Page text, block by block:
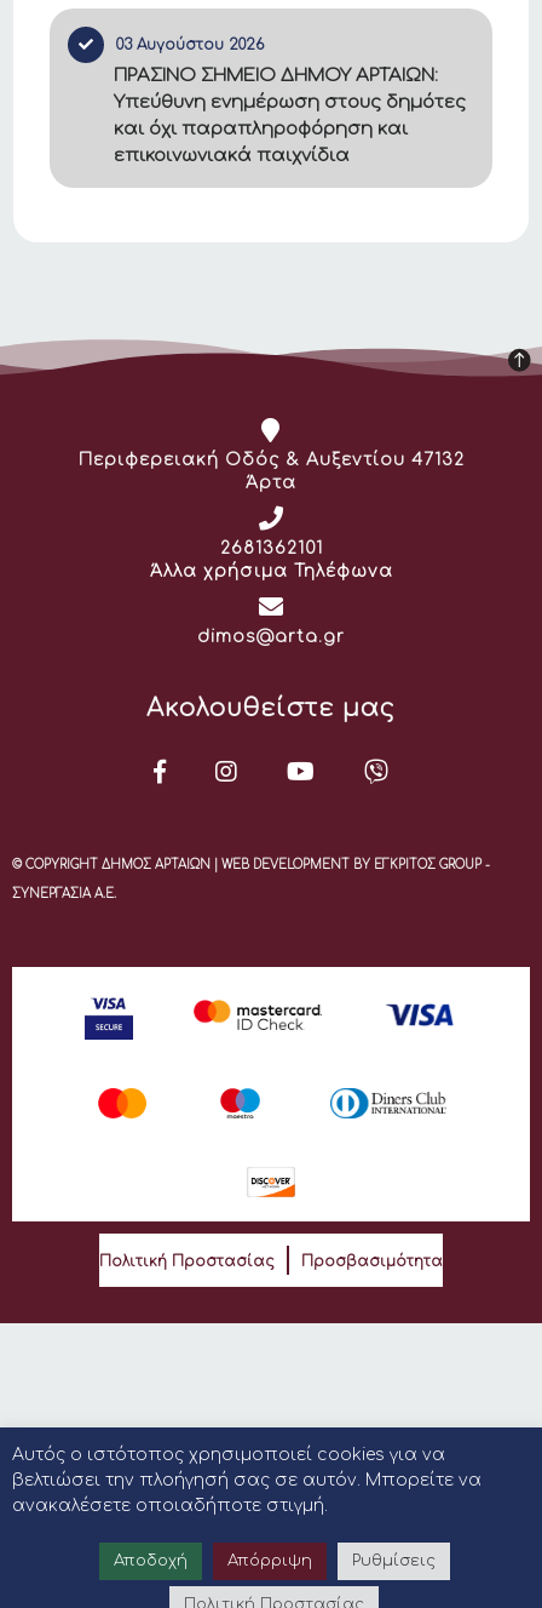
03 Αυγούστου 2026
ΠΡΑΣΙΝΟ ΣΗΜΕΙΟ ΔΗΜΟΥ ΑΡΤΑΙΩΝ:
Υπεύθυνη ενημέρωση στους δημότες
και όχι παραπληροφόρηση και
επικοινωνιακά παιχνίδια
Διεύθυνση:
Περιφερειακή Οδός & Αυξεντίου 47132
Άρτα
Τηλέφωνο:
2681362101
Άλλα χρήσιμα Τηλέφωνα
Email:
dimos@arta.gr
Ακολουθείστε μας
© COPYRIGHT ΔΗΜΟΣ ΑΡΤΑΙΩΝ | WEB DEVELOPMENT BY ΕΓΚΡΙΤΟΣ GROUP -
ΣΥΝΕΡΓΑΣΙΑ Α.Ε.
Πολιτική Προστασίας Προσβασιμότητα
Αυτός ο ιστότοπος χρησιμοποιεί cookies για να
βελτιώσει την πλοήγησή σας σε αυτόν. Μπορείτε να
ανακαλέσετε οποιαδήποτε στιγμή.
Αποδοχή Απόρριψη Ρυθμίσεις
Πολιτική Προστασίας